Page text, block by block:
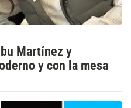
Martínez y
y con la mesa